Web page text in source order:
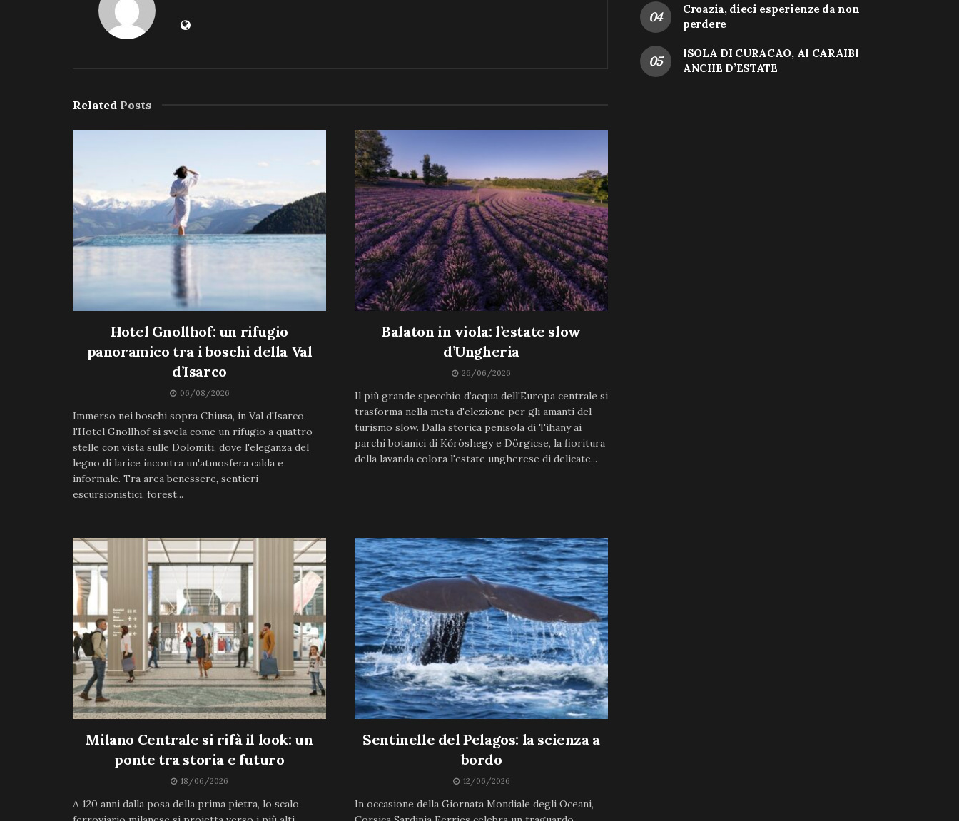
Related Posts
Hotel Gnollhof: un rifugio
panoramico tra i boschi della Val
d’Isarco
06/08/2026
Immerso nei boschi sopra Chiusa, in Val d'Isarco,
l'Hotel Gnollhof si svela come un rifugio a quattro
stelle con vista sulle Dolomiti, dove l'eleganza del
legno di larice incontra un'atmosfera calda e
informale. Tra area benessere, sentieri
escursionistici, forest...
Balaton in viola: l’estate slow
d’Ungheria
26/06/2026
Il più grande specchio d’acqua dell'Europa centrale si
trasforma nella meta d'elezione per gli amanti del
turismo slow. Dalla storica penisola di Tihany ai
parchi botanici di Kőröshegy e Dörgicse, la fioritura
della lavanda colora l'estate ungherese di delicate...
Milano Centrale si rifà il look: un
ponte tra storia e futuro
18/06/2026
A 120 anni dalla posa della prima pietra, lo scalo
Sentinelle del Pelagos: la scienza a
bordo
12/06/2026
In occasione della Giornata Mondiale degli Oceani,
Croazia, dieci esperienze da non
perdere
ISOLA DI CURACAO, AI CARAIBI
ANCHE D’ESTATE